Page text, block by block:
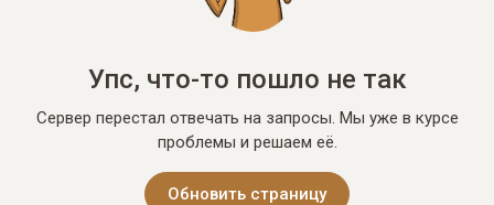
Упс, что-то пошло не так
Сервер перестал отвечать на запросы. Мы уже в курсе
проблемы и решаем её.
Обновить страницу